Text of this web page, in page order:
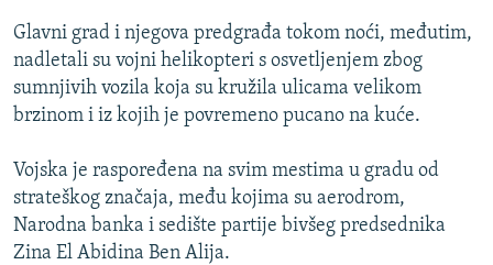
RSE PRIČE IZ SVIJETA
ISPRIČAJ MI
DNEVNO@RSE
SPECIJALI RSE
VIŠE OD NASLOVA
GENOCID U SREBRENICI
PRATITE NAS
Glavni grad i njegova predgrađa tokom noći, međutim,
nadletali su vojni helikopteri s osvetljenjem zbog
sumnjivih vozila koja su kružila ulicama velikom
brzinom i iz kojih je povremeno pucano na kuće.
Vojska je raspoređena na svim mestima u gradu od
strateškog značaja, među kojima su aerodrom,
Narodna banka i sedište partije bivšeg predsednika
Zina El Abidina Ben Alija.